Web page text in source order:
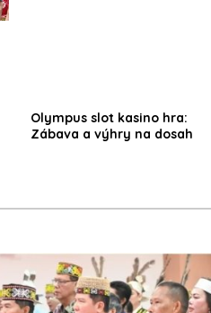
Olympus slot kasino hra:
Zábava a výhry na dosah